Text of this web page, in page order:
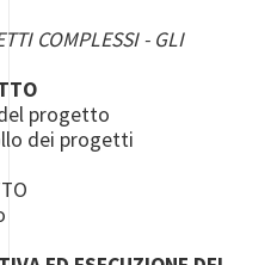
COMPLESSI - GLI
progetto
dei progetti